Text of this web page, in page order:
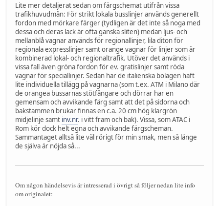
Lite mer detaljerat sedan om färgschemat utifrån vissa
trafikhuvudmän: För strikt lokala busslinjer används generellt
fordon med mörkare färger (tydligen är det inte så noga med
dessa och deras lack är ofta ganska sliten) medan ljus- och
mellanblå vagnar används för regionallinjer, lila diton för
regionala expresslinjer samt orange vagnar för linjer som är
kombinerad lokal- och regionaltrafik. Utöver det används i
vissa fall även gröna fordon för ev. gratislinjer samt röda
vagnar för speciallinjer. Sedan har de italienska bolagen haft
lite individuella tillägg på vagnarna (som t.ex. ATM i Milano där
de orangea bussarnas stötfångare och dörrar har en
gemensam och avvikande färg samt att det på sidorna och
bakstammen brukar finnas en c.a. 20 cm hög klargrön
midjelinje samt inv.nr. i vitt fram och bak). Vissa, som ATAC i
Rom kör dock helt egna och avvikande färgscheman.
Sammantaget alltså lite väl rörigt för min smak, men så länge
de själva är nöjda så...
Om någon händelsevis är intresserad i övrigt så följer nedan lite info
om originalet: